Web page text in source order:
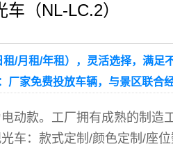
（NL-LC.2）
/月租/年租），灵活选择，满足
厂家免费投放车辆，与景区联合
动款。工厂拥有成熟的制造
车：款式定制/颜色定制/座